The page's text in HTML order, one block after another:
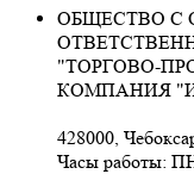
ОБЩЕСТВО С
"ТОРГОВО-
КОМПАНИЯ
428000,
Часы работы: